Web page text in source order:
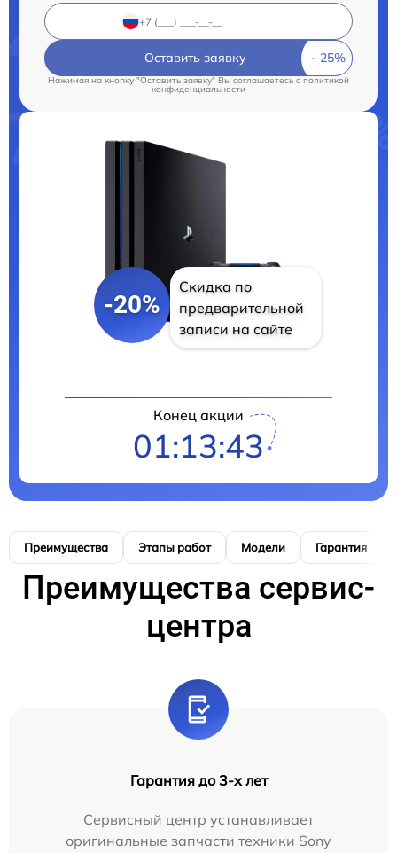
Оставить заявку
Нажимая на кнопку "Оставить заявку" Вы соглашаетесь cполитикой
конфиденциальности
-20%
Скидка по
предварительной
записи на сайте
Конец акции
01:13:42
Преимущества Этапы работ Модели Гарантия
Преимущества сервис-
центра
Гарантия до 3-х лет
Сервисный центр устанавливает
оригинальные запчасти техники Sony